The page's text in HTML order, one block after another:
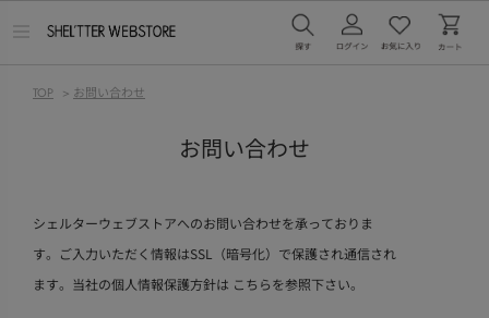
TOP > お問い合わせ
お問い合わせ
シェルターウェブストアへのお問い合わせを承っておりま
す。ご入力いただく情報はSSL（暗号化）で保護され通信され
ます。当社の個人情報保護方針は こちらを参照下さい。